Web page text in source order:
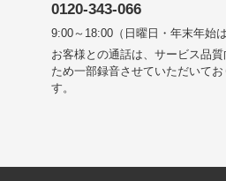
0120-343-066
9:00～18:00（日曜日・年末年始
お客様との通話は、サービス品
ため一部録音させていただいてお
す。